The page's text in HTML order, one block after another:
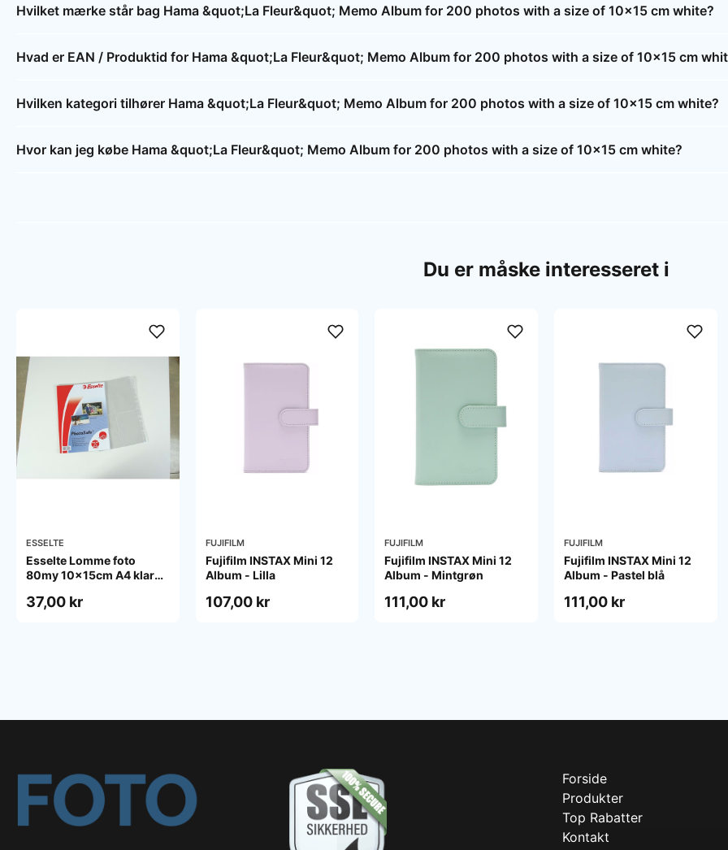
Hvilket mærke står bag Hama &quot;La Fleur&quot; Memo Album for 200 photos with a size of 10x15 cm white?
Hvad er EAN / Produktid for Hama &quot;La Fleur&quot; Memo Album for 200 photos with a size of 10x15 cm
Hvilken kategori tilhører Hama &quot;La Fleur&quot; Memo Album for 200 photos with a size of 10x15 cm white?
Hvor kan jeg købe Hama &quot;La Fleur&quot; Memo Album for 200 photos with a size of 10x15 cm white?
Du er måske interesseret i
ESSELTE
Esselte Lomme foto
80my 10x15cm A4 klar
37,00 kr
FUJIFILM
Fujifilm INSTAX Mini 12
Album - Lilla
107,00 kr
FUJIFILM
Fujifilm INSTAX Mini 12
Album - Mintgrøn
111,00 kr
FUJIFILM
Fujifilm INSTAX Mini 12
Album - Pastel blå
111,00 kr
Forside
Produkter
Top Rabatter
Kontakt